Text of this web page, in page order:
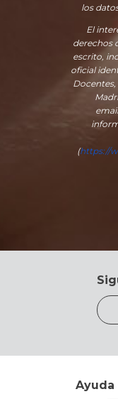
los
El
derechos
escrito,
oficial
Docentes,
(https://